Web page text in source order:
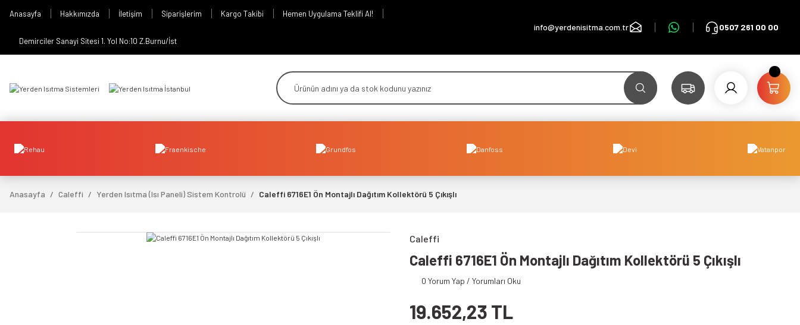
Anasayfa Hakkımızda İletişim Siparişlerim Kargo Takibi Hemen Uygulama Teklifi Al!
Demirciler Sanayi Sitesi 1. Yol No:10 Z.Burnu/İst
info@yerdenisitma.com.tr 0507 261 00 00
Anasayfa Caleffi Yerden Isıtma (Isı Paneli) Sistem Kontrolü Caleffi 6716E1 Ön Montajlı Dağıtım Kollektörü 5 Çıkışlı
Caleffi
Caleffi 6716E1 Ön Montajlı Dağıtım Kollektörü 5 Çıkışlı
0 Yorum Yap / Yorumları Oku
19.652,23 TL